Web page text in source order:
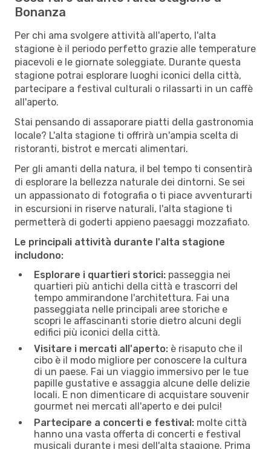
Bonanza
Per chi ama svolgere attività all'aperto, l'alta
stagione è il periodo perfetto grazie alle temperature
piacevoli e le giornate soleggiate. Durante questa
stagione potrai esplorare luoghi iconici della città,
partecipare a festival culturali o rilassarti in un caffè
all'aperto.
Stai pensando di assaporare piatti della gastronomia
locale? L'alta stagione ti offrirà un'ampia scelta di
ristoranti, bistrot e mercati alimentari.
Per gli amanti della natura, il bel tempo ti consentirà
di esplorare la bellezza naturale dei dintorni. Se sei
un appassionato di fotografia o ti piace avventurarti
in escursioni in riserve naturali, l'alta stagione ti
permetterà di goderti appieno paesaggi mozzafiato.
Le principali attività durante l'alta stagione
includono:
Esplorare i quartieri storici: passeggia nei
quartieri più antichi della città e trascorri del
tempo ammirandone l'architettura. Fai una
passeggiata nelle principali aree storiche e
scopri le affascinanti storie dietro alcuni degli
edifici più iconici della città.
Visitare i mercati all'aperto: è risaputo che il
cibo è il modo migliore per conoscere la cultura
di un paese. Fai un viaggio immersivo per le tue
papille gustative e assaggia alcune delle delizie
locali. E non dimenticare di acquistare souvenir
gourmet nei mercati all'aperto e dei pulci!
Partecipare a concerti e festival: molte città
hanno una vasta offerta di concerti e festival
musicali durante i mesi dell'alta stagione. Prima